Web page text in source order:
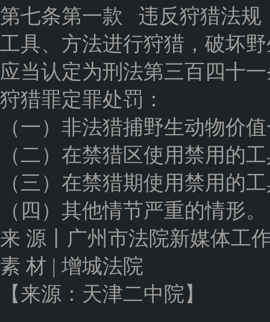
第七条第一款 违反狩猎法规
工具、方法进行狩猎，破坏
应当认定为刑法第三百四十
狩猎罪定罪处罚：
（一）非法猎捕野生动物价
（二）在禁猎区使用禁用的
（三）在禁猎期使用禁用的
（四）其他情节严重的情形。
来 源丨广州市法院新媒体工
素 材 | 增城法院
【来源：天津二中院】